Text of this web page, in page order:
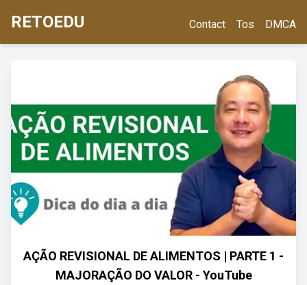
RETOEDU Contact Tos DMCA
AÇÃO REVISIONAL DE ALIMENTOS | PARTE 1 -
MAJORAÇÃO DO VALOR - YouTube